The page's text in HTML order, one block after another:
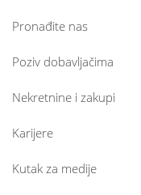
Pronađite nas
Poziv dobavljačima
Nekretnine i zakupi
Karijere
Kutak za medije